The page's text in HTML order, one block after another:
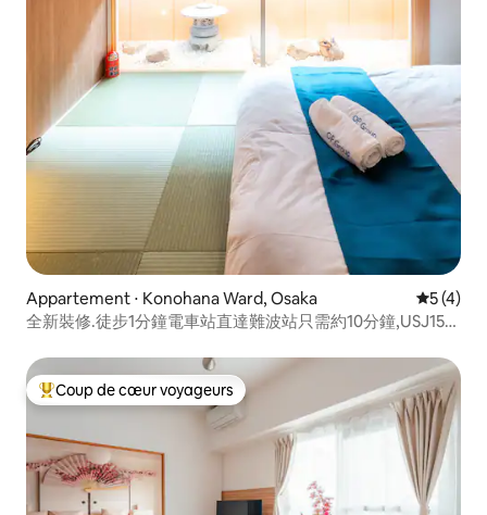
Appartement ⋅ Konohana Ward, Osaka
5 (4)
全新裝修.徒步1分鐘電車站直達難波站只需約10分鐘,USJ15分
Coups de cœur voyageurs les plus appréciés
Coup de cœur voyageurs